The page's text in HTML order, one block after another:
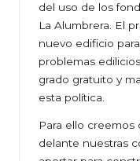
del uso de los
La Alumbrera. El
nuevo edificio
problemas
grado gratuito y
esta política.
Para ello
delante nuestras